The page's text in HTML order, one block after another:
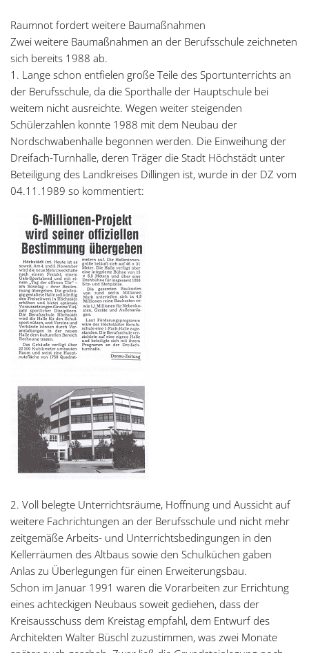
Raumnot fordert weitere Baumaßnahmen
Zwei weitere Baumaßnahmen an der Berufsschule zeichneten
sich bereits 1988 ab.
1. Lange schon entfielen große Teile des Sportunterrichts an
der Berufsschule, da die Sporthalle der Hauptschule bei
weitem nicht ausreichte. Wegen weiter steigenden
Schülerzahlen konnte 1988 mit dem Neubau der
Nordschwabenhalle begonnen werden. Die Einweihung der
Dreifach-Turnhalle, deren Träger die Stadt Höchstädt unter
Beteiligung des Landkreises Dillingen ist, wurde in der DZ vom
04.11.1989 so kommentiert:
2. Voll belegte Unterrichtsräume, Hoffnung und Aussicht auf
weitere Fachrichtungen an der Berufsschule und nicht mehr
zeitgemäße Arbeits- und Unterrichtsbedingungen in den
Kellerräumen des Altbaus sowie den Schulküchen gaben
Anlas zu Überlegungen für einen Erweiterungsbau.
Schon im Januar 1991 waren die Vorarbeiten zur Errichtung
eines achteckigen Neubaus soweit gediehen, dass der
Kreisausschuss dem Kreistag empfahl, dem Entwurf des
Architekten Walter Büschl zuzustimmen, was zwei Monate